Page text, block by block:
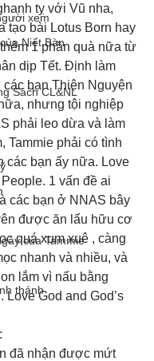
xem
Niết Bàn
Sách CL&NL
của Tammie
thánh
tỵ với Vũ nha,
tạo bài Lotus Born hay
1 phần quà nữa từ
dịp Tết. Định làm
các bạn Thiện Nguyện
nhưng tội nghiệp
phải leo dừa và làm
Tammie phải có tình
các bạn ấy nữa. Love
1 vấn đề ai
các bạn ở NNAS bây
được ăn lẩu hữu cơ
quá xum xuê , càng
nhanh và nhiều, và
lắm vì nấu bằng
God and God’s
đã nhận được mứt